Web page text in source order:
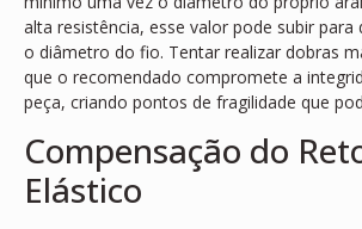
alta resistência, esse valor pode subir para
o diâmetro do fio. Tentar realizar dobras
que o recomendado compromete a
peça, criando pontos de fragilidade que
Compensação do
Elástico